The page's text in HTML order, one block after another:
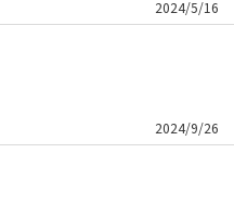
2024/5/16
2024/9/26